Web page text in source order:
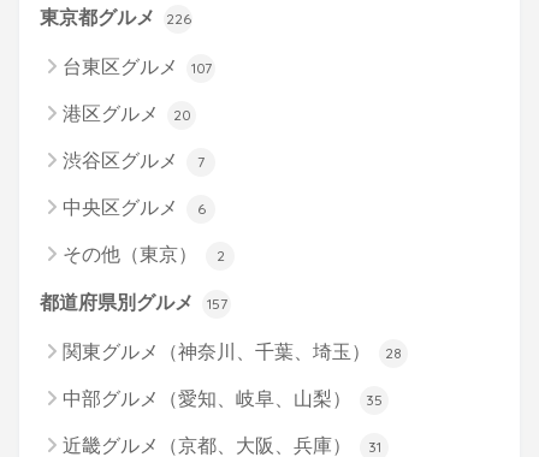
東京都グルメ 226
台東区グルメ 107
港区グルメ 20
渋谷区グルメ 7
中央区グルメ 6
その他（東京） 2
都道府県別グルメ 157
関東グルメ（神奈川、千葉、埼玉） 28
中部グルメ（愛知、岐阜、山梨） 35
近畿グルメ（京都、大阪、兵庫） 31